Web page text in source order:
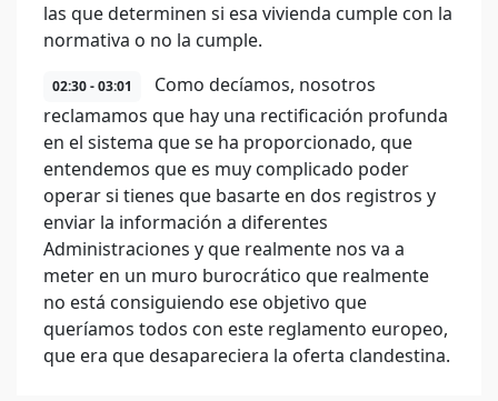
las que determinen si esa vivienda cumple con la
normativa o no la cumple.
02:30 - 03:01
Como decíamos, nosotros
reclamamos que hay una rectificación profunda
en el sistema que se ha proporcionado, que
entendemos que es muy complicado poder
operar si tienes que basarte en dos registros y
enviar la información a diferentes
Administraciones y que realmente nos va a
meter en un muro burocrático que realmente
no está consiguiendo ese objetivo que
queríamos todos con este reglamento europeo,
que era que desapareciera la oferta clandestina.